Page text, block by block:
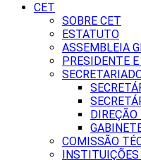
CET
SOBRE CET
ESTATUTO
ASSEMBLEIA
PRESIDENTE
COMISSÃO
INSTITUIÇÕES